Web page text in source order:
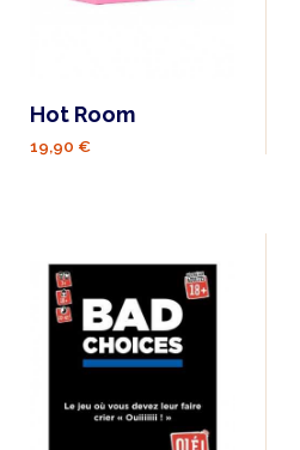
Hot Room
19,90 €